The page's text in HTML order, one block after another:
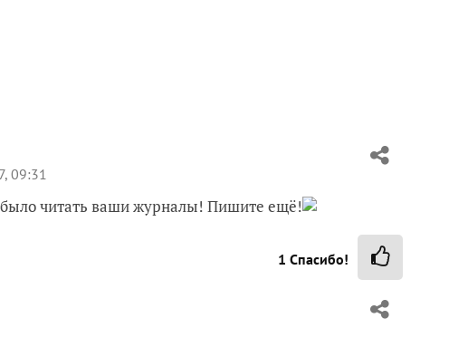
09:31
читать ваши журналы! Пишите ещё!
1 Спасибо!